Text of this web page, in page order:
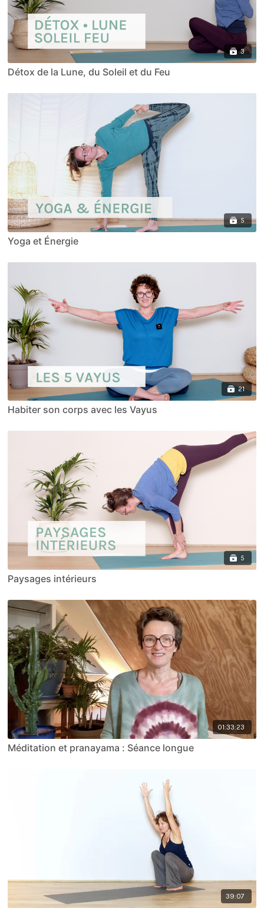
3
Détox de la Lune, du Soleil et du Feu
5
Yoga et Énergie
21
Habiter son corps avec les Vayus
5
Paysages intérieurs
01:33:23
Méditation et pranayama : Séance longue
39:07